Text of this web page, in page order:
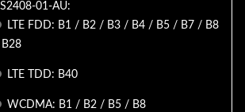
01-AU:
LTE FDD: B1 / B2 / B3 / B4 / B5 / B7 / B8
LTE TDD: B40
WCDMA: B1 / B2 / B5 / B8